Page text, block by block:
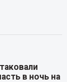
в ночь на